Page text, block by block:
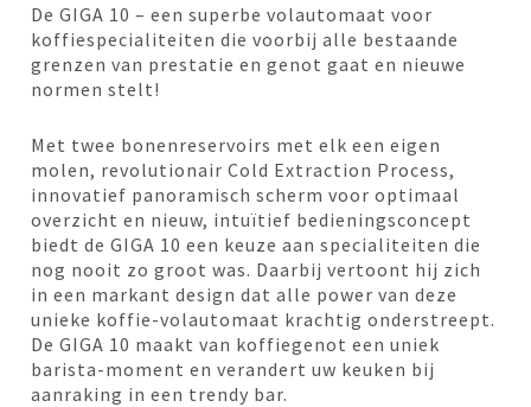
De GIGA 10 – een superbe volautomaat voor
koffiespecialiteiten die voorbij alle bestaande
grenzen van prestatie en genot gaat en nieuwe
normen stelt!
Met twee bonenreservoirs met elk een eigen
molen, revolutionair Cold Extraction Process,
innovatief panoramisch scherm voor optimaal
overzicht en nieuw, intuïtief bedieningsconcept
biedt de GIGA 10 een keuze aan specialiteiten die
nog nooit zo groot was. Daarbij vertoont hij zich
in een markant design dat alle power van deze
unieke koffie-volautomaat krachtig onderstreept.
De GIGA 10 maakt van koffiegenot een uniek
barista-moment en verandert uw keuken bij
aanraking in een trendy bar.